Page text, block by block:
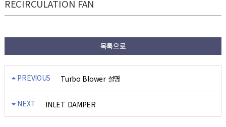
RECIRCULATION FAN
목록으로
PREVIOUS Turbo Blower 설명
NEXT INLET DAMPER